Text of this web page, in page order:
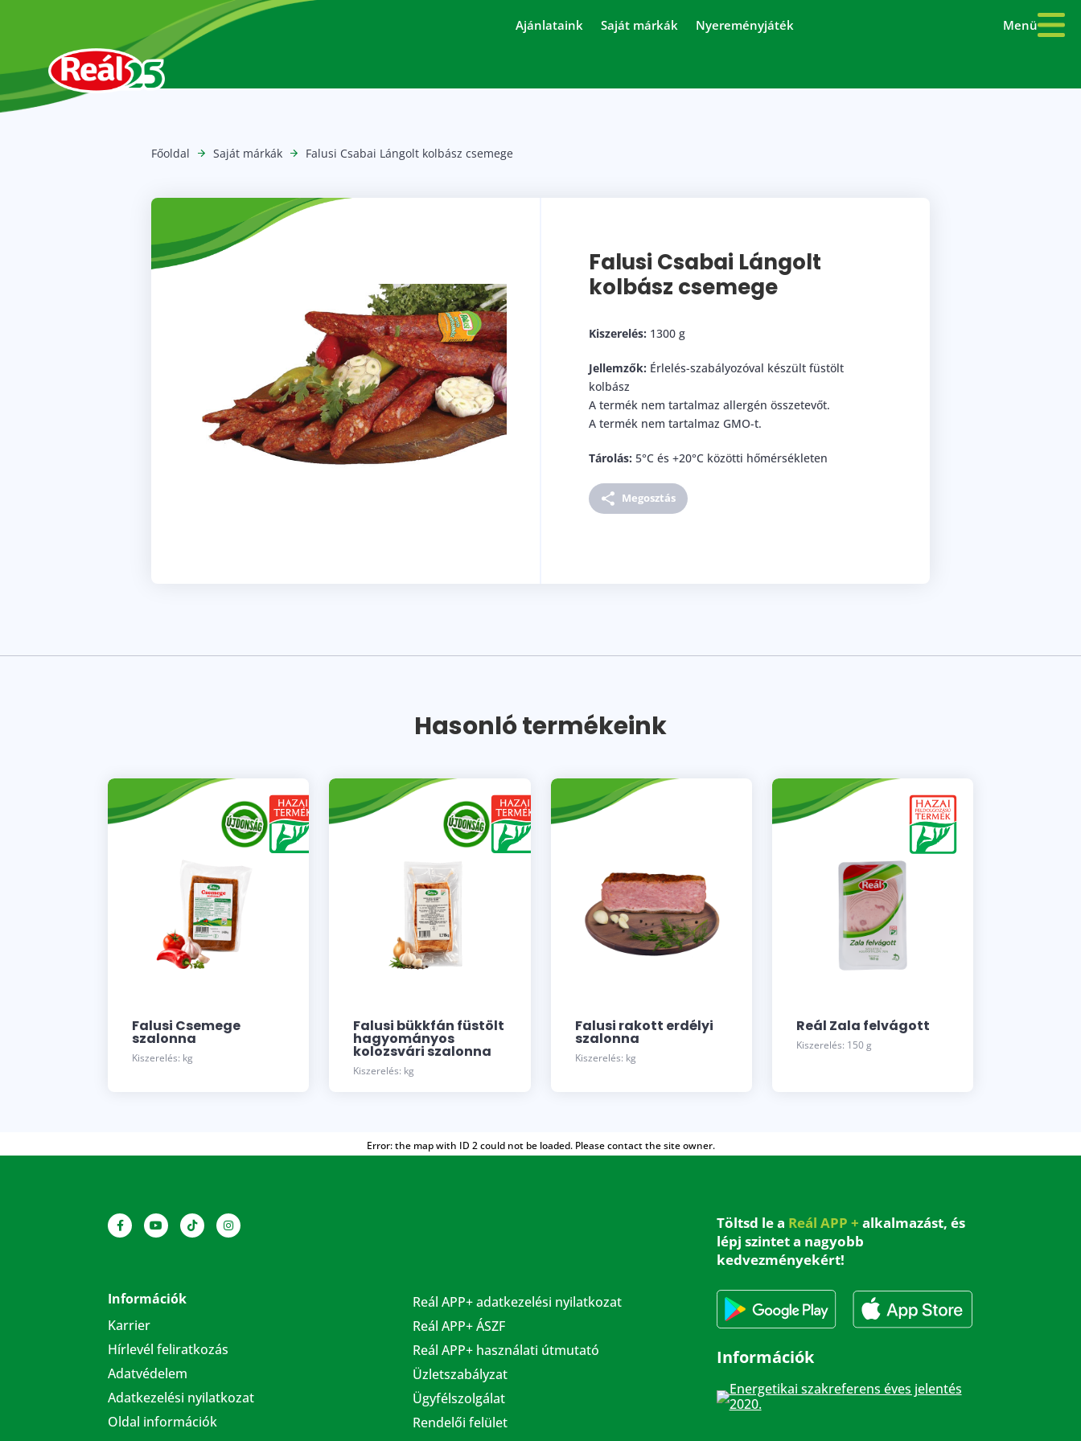
Ajánlataink Saját márkák Nyereményjáték Menü
Főoldal Saját márkák Falusi Csabai Lángolt kolbász csemege
Falusi Csabai Lángolt
kolbász csemege
Kiszerelés: 1300 g
Jellemzők: Érlelés-szabályozóval készült füstölt
kolbász
A termék nem tartalmaz allergén összetevőt.
A termék nem tartalmaz GMO-t.
Tárolás: 5°C és +20°C közötti hőmérsékleten
Megosztás
Hasonló termékeink
Falusi Csemege
szalonna
Kiszerelés: kg
Falusi bükkfán füstölt
hagyományos
kolozsvári szalonna
Kiszerelés: kg
Falusi rakott erdélyi
szalonna
Kiszerelés: kg
Reál Zala felvágott
Kiszerelés: 150 g
Error: the map with ID 2 could not be loaded. Please contact the site owner.
Töltsd le a Reál APP + alkalmazást, és
lépj szintet a nagyobb
kedvezményekért!
Információk
Karrier
Hírlevél feliratkozás
Adatvédelem
Adatkezelési nyilatkozat
Oldal információk
Reál APP+ adatkezelési nyilatkozat
Reál APP+ ÁSZF
Reál APP+ használati útmutató
Üzletszabályzat
Ügyfélszolgálat
Rendelői felület
Információk
Energetikai szakreferens éves jelentés
2020.